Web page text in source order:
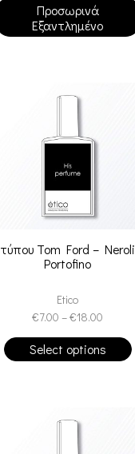
Προσωρινά
Εξαντλημένο
τύπου Tom Ford – Neroli
Portofino
Etico
€7.00 –€18.00
Select options